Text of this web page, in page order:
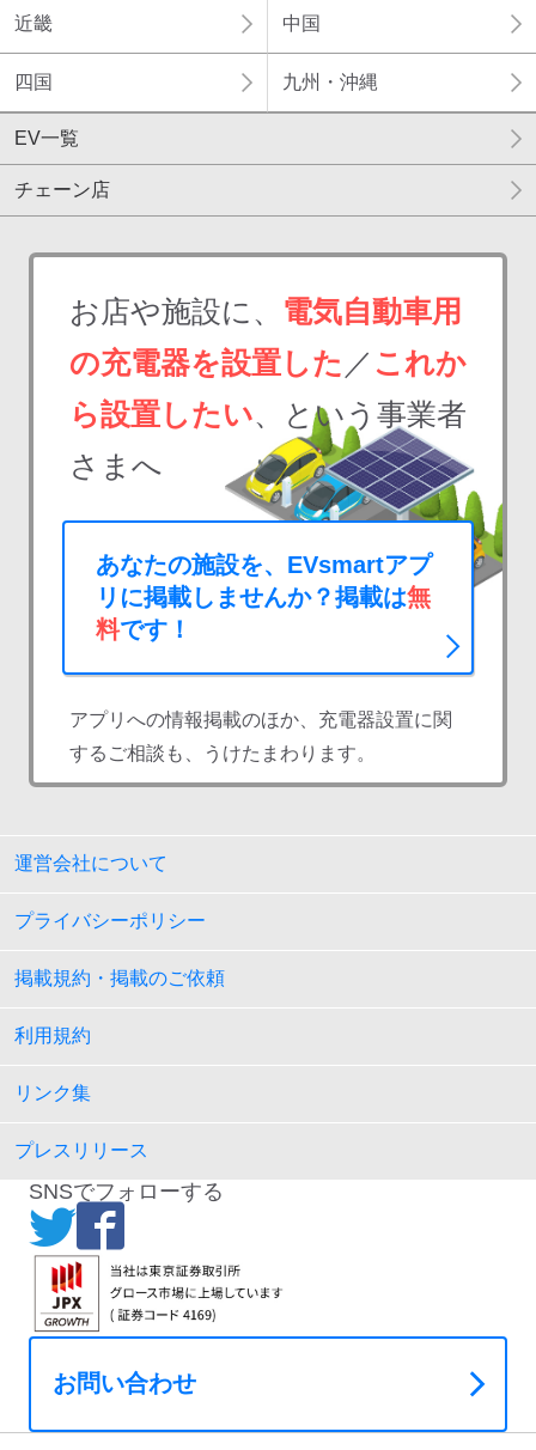
近畿 中国
四国 九州・沖縄
EV一覧
チェーン店
お店や施設に、 電気自動車用
の充電器を設置した ／ これか
ら設置したい、という事業者
さまへ
あなたの施設を、EVsmartアプ
リに掲載しませんか？掲載は無
料です！
アプリへの情報掲載のほか、充電器設置に関
するご相談も、うけたまわります。
運営会社について
プライバシーポリシー
掲載規約・掲載のご依頼
利用規約
リンク集
プレスリリース
SNSでフォローする
お問い合わせ